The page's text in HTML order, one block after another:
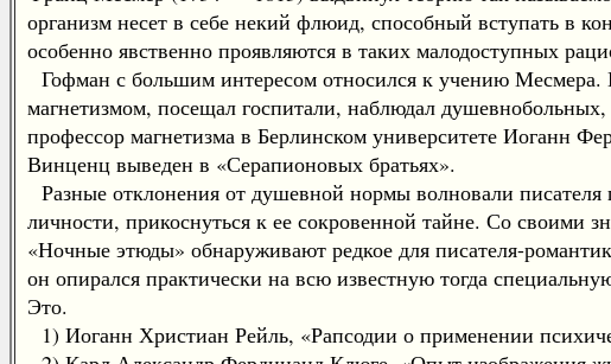
организм несет в себе некий флюид, способный вступать в
особенно явственно проявляются в таких малодоступных
Гофман с большим интересом относился к учению Месмера.
магнетизмом, посещал госпитали, наблюдал
профессор магнетизма в Берлинском университете Иоганн
Винценц выведен в «Серапионовых братьях».
Разные отклонения от душевной нормы волновали
личности, прикоснуться к ее сокровенной тайне. Со своими
«Ночные этюды» обнаруживают редкое для писателя-
он опирался практически на всю известную тогда
Это.
1) Иоганн Христиан Рейль, «Рапсодии о применении